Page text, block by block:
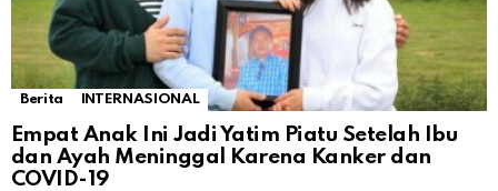
Berita INTERNASIONAL
Empat Anak Ini Jadi Yatim Piatu Setelah Ibu
dan Ayah Meninggal Karena Kanker dan
COVID-19